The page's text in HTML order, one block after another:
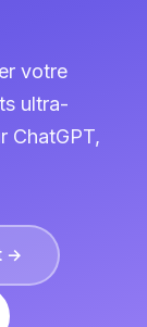
votre
ultra-
ChatGPT,
→